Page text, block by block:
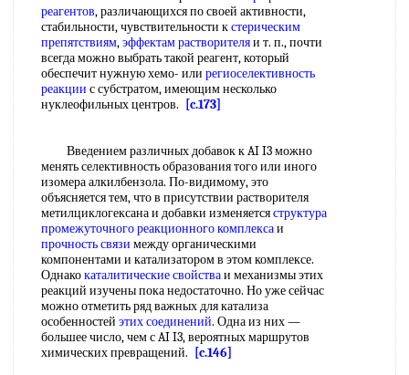
реагентов, различающихся по своей активности,
стабильности, чувствительности кстерическим
препятствиям,эффектам растворителяи т. п., почти
всегда можно выбрать такой реагент, который
обеспечит нужную хемо- или региоселективность
реакции с субстратом, имеющим несколько
нуклеофильных центров.
[c.173]
Введением различных добавок к AI I3 можно
менять селективность образования того или иного
изомера алкилбензола. По-видимому, это
объясняется тем, что в присутствии растворителя
метилциклогексана и добавки изменяетсяструктура
промежуточногореакционного комплексаи
прочность связи между органическими
компонентами и катализатором в этом комплексе.
Однакокаталитические свойстваи механизмы этих
реакций изучены пока недостаточно. Но уже сейчас
можно отметить ряд важных для катализа
особенностей этих соединений. Одна из них —
большее число, чем с AI I3, вероятных маршрутов
химических превращений.
[c.146]